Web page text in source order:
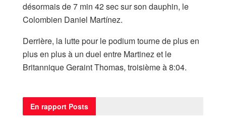
désormais de 7 min 42 sec sur son dauphin, le
Colombien Daniel Martínez.
Derrière, la lutte pour le podium tourne de plus en
plus en plus à un duel entre Martinez et le
Britannique Geraint Thomas, troisième à 8:04.
En rapport Posts